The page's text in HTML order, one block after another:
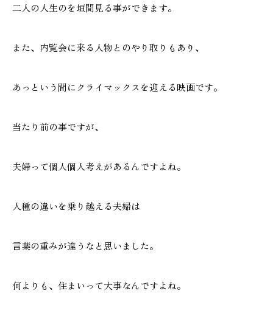
二人の人生のを垣間見る事ができます。
また、内覧会に来る人物とのやり取りもあり、
あっという間にクライマックスを迎える映画です。
当たり前の事ですが、
夫婦って個人個人考えがあるんですよね。
人種の違いを乗り越える夫婦は
言葉の重みが違うなと思いました。
何よりも、住まいって大事なんですよね。